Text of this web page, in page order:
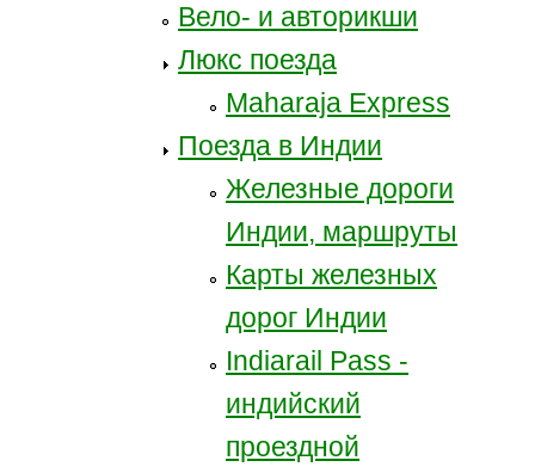
Вело- и авторикши
Люкс поезда
Maharaja Express
Поезда в Индии
Железные дороги
Индии, маршруты
Карты железных
дорог Индии
Indiarail Pass -
индийский
проездной